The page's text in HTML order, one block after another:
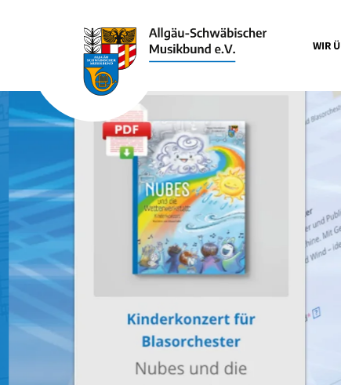
WIR